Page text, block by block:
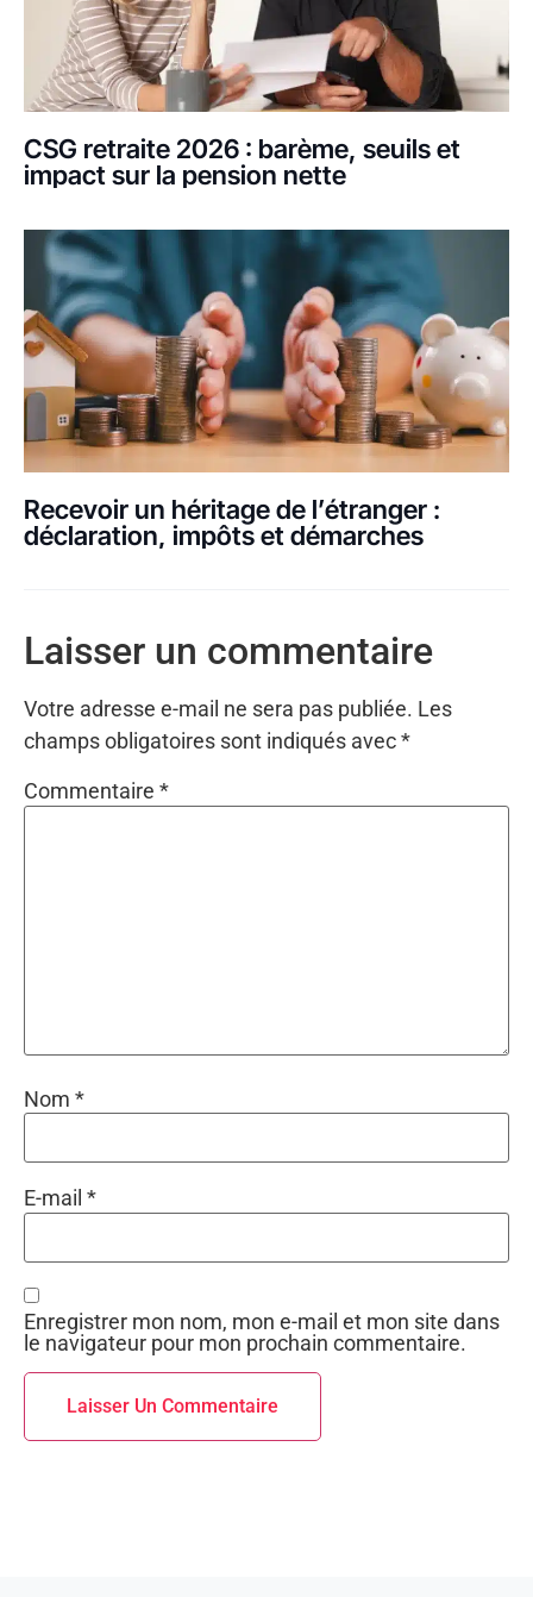
CSG retraite 2026 : barème, seuils et
impact sur la pension nette
Recevoir un héritage de l’étranger :
déclaration, impôts et démarches
Laisser un commentaire
Votre adresse e-mail ne sera pas publiée. Les
champs obligatoires sont indiqués avec*
Commentaire *
Nom *
E-mail *
Enregistrer mon nom, mon e-mail et mon site dans
le navigateur pour mon prochain commentaire.